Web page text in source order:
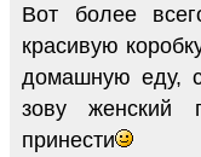
Вот более
красивую
домашную еду,
зову женский
принести